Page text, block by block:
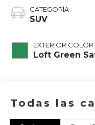
CATEGORÍA
SUV
EXTERIOR COLOR
Loft Green
Todas las